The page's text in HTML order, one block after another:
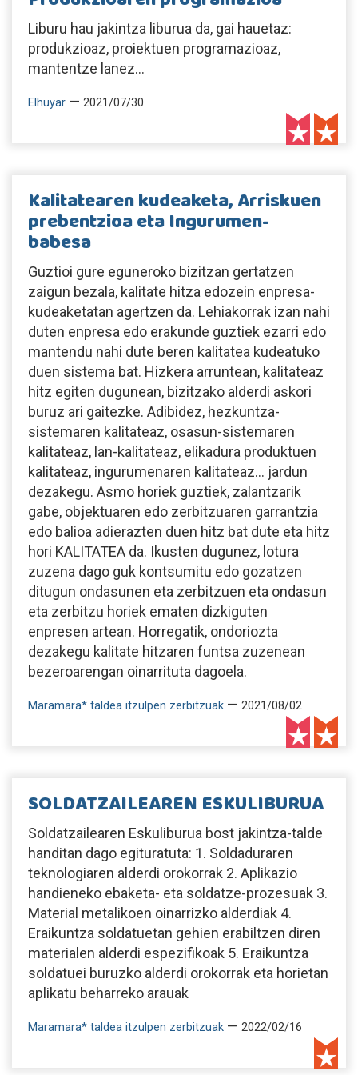
Liburu hau jakintza liburua da, gai hauetaz:
produkzioaz, proiektuen programazioaz,
mantentze lanez...
Elhuyar — 2021/07/30
Kalitatearen kudeaketa, Arriskuen
prebentzioa eta Ingurumen-
babesa
Guztioi gure eguneroko bizitzan gertatzen
zaigun bezala, kalitate hitza edozein enpresa-
kudeaketatan agertzen da. Lehiakorrak izan nahi
duten enpresa edo erakunde guztiek ezarri edo
mantendu nahi dute beren kalitatea kudeatuko
duen sistema bat. Hizkera arruntean, kalitateaz
hitz egiten dugunean, bizitzako alderdi askori
buruz ari gaitezke. Adibidez, hezkuntza-
sistemaren kalitateaz, osasun-sistemaren
kalitateaz, lan-kalitateaz, elikadura produktuen
kalitateaz, ingurumenaren kalitateaz… jardun
dezakegu. Asmo horiek guztiek, zalantzarik
gabe, objektuaren edo zerbitzuaren garrantzia
edo balioa adierazten duen hitz bat dute eta hitz
hori KALITATEA da. Ikusten dugunez, lotura
zuzena dago guk kontsumitu edo gozatzen
ditugun ondasunen eta zerbitzuen eta ondasun
eta zerbitzu horiek ematen dizkiguten
enpresen artean. Horregatik, ondoriozta
dezakegu kalitate hitzaren funtsa zuzenean
bezeroarengan oinarrituta dagoela.
Maramara* taldea itzulpen zerbitzuak — 2021/08/02
SOLDATZAILEAREN ESKULIBURUA
Soldatzailearen Eskuliburua bost jakintza-talde
handitan dago egituratuta: 1. Soldaduraren
teknologiaren alderdi orokorrak 2. Aplikazio
handieneko ebaketa- eta soldatze-prozesuak 3.
Material metalikoen oinarrizko alderdiak 4.
Eraikuntza soldatuetan gehien erabiltzen diren
materialen alderdi espezifikoak 5. Eraikuntza
soldatuei buruzko alderdi orokorrak eta horietan
aplikatu beharreko arauak
Maramara* taldea itzulpen zerbitzuak — 2022/02/16